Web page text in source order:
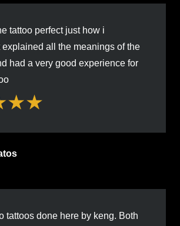
tattoo perfect just how i
explained all the meanings of the
had a very good experience for
tattoos done here by keng. Both